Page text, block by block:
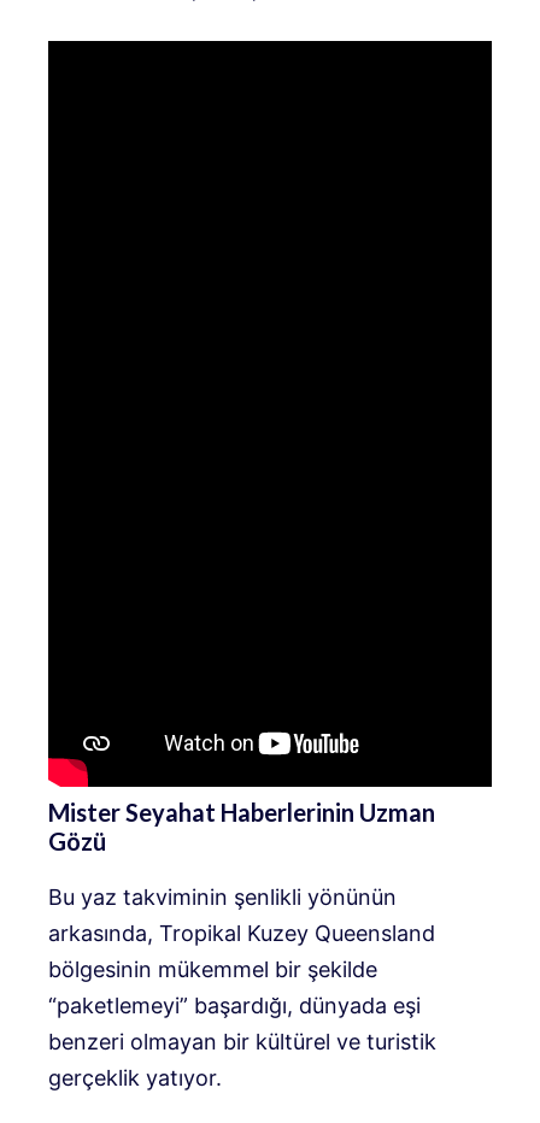
Mister Seyahat Haberlerinin Uzman
Gözü
Bu yaz takviminin şenlikli yönünün
arkasında, Tropikal Kuzey Queensland
bölgesinin mükemmel bir şekilde
“paketlemeyi” başardığı, dünyada eşi
benzeri olmayan bir kültürel ve turistik
gerçeklik yatıyor.